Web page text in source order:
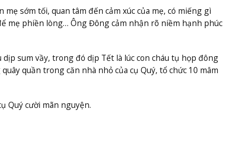
sớm tối, quan tâm đến cảm xúc của mẹ, có miếng gì
mẹ phiền lòng… Ông Đông cảm nhận rõ niềm hạnh phúc
sum vầy, trong đó dịp Tết là lúc con cháu tụ họp đông
quần trong căn nhà nhỏ của cụ Quý, tổ chức 10 mâm
Quý cười mãn nguyện.